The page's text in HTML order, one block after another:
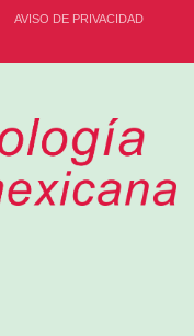
AVISO DE PRIVACIDAD